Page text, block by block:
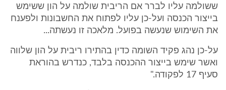
ששולמה עליו לברר אם הריבית שולמה על הון ששימש
בייצור הכנסה ועל-כן עליו לפתוח את החשבונות ולפענח
את השימוש שנעשה בפועל. מלאכה זו נעשתה...
על-כן נהג פקיד השומה כדין בהתירו ריבית על הון שלווה
ואשר שימש בייצור ההכנסה בלבד, כנדרש בהוראת
סעיף 17 לפקודה."